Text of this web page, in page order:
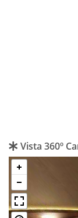
Vista 360º